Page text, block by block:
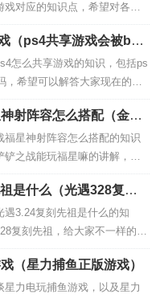
戏对应的知识点，希望对各位
收藏本站喔。 本文目录一览：
有哪些？这些游戏有什么特
像素游戏 3、可以联机的手机
戏有哪些？这些游戏有什么特
（ps4共享游戏会被ban
怎么共享游戏的知识，包括ps
，希望可以解答大家现在的问
1、请教，买两台ps4，可以共
2、如何才能在一台国行PS4上
戏 3、ps4数字游戏可以共享
都玩PS4，可不可...
射阵容怎么搭配（金铲
）
福星神射阵容怎么搭配的知识
铲之战能玩福星嘛的讲解，希
的问题！ 本文目录一览： 1、
2、金铲铲之战怎么设置阵容
么设置阵容? 4、新赛季金铲
金铲铲阵容推荐 金铲铲之战阵
是什么（光遇328复刻
遇3.24复刻先祖是什么的知
复刻先祖，给大家不一样的解
览： 1、光遇20231月,12号复
复刻先祖 光遇复刻先祖是谁
什么 光遇中复刻先祖介绍 4、
（星力捕鱼正版游戏）
星力电玩捕鱼游戏，以及星力